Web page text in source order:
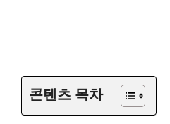
콘텐츠 목차